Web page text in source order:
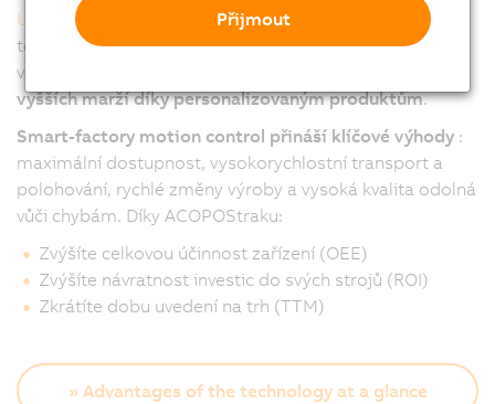
Unikátní design
ACOPOStraku přináší zásadní
technologické výhody proadaptivní a propojenou
výrobu. Vyrábějte efektivně malé série a dosáhněte
vyšších marží díky personalizovaným produktům.
Smart-factory motion control přináší klíčové výhody :
maximální dostupnost, vysokorychlostní transport a
polohování, rychlé změny výroby a vysoká kvalita odolná
vůči chybám. Díky ACOPOStraku:
Zvýšíte celkovou účinnost zařízení (OEE)
Zvýšíte návratnost investic do svých strojů (ROI)
Zkrátíte dobu uvedení na trh (TTM)
» Advantages of the technology at a glance
Přijmout